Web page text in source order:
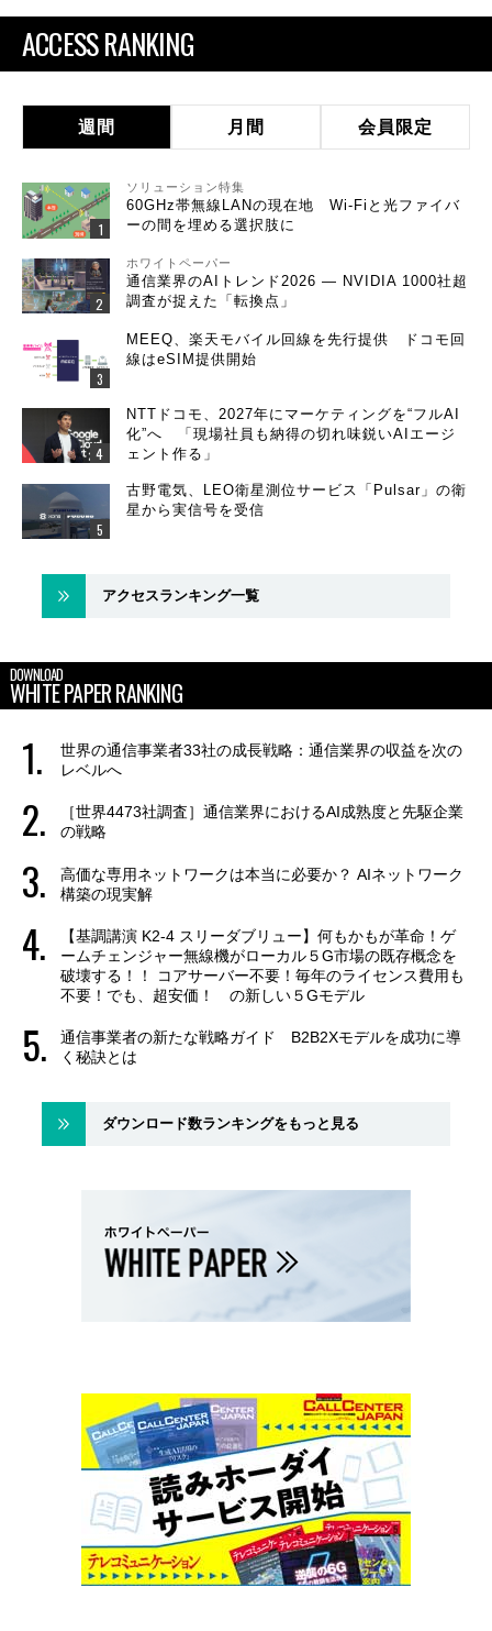
ACCESS RANKING
週間 月間 会員限定
ソリューション特集
60GHz帯無線LANの現在地 Wi-Fiと光ファイバ
ーの間を埋める選択肢に
ホワイトペーパー
通信業界のAIトレンド2026 ― NVIDIA 1000社超
調査が捉えた「転換点」
MEEQ、楽天モバイル回線を先行提供 ドコモ回
線はeSIM提供開始
NTTドコモ、2027年にマーケティングを“フルAI
化”へ 「現場社員も納得の切れ味鋭いAIエージ
ェント作る」
古野電気、LEO衛星測位サービス「Pulsar」の衛
星から実信号を受信
アクセスランキング一覧
DOWNLOAD
WHITE PAPER RANKING
世界の通信事業者33社の成長戦略：通信業界の収益を次の
レベルへ
［世界4473社調査］通信業界におけるAI成熟度と先駆企業
の戦略
高価な専用ネットワークは本当に必要か？ AIネットワーク
構築の現実解
【基調講演 K2-4 スリーダブリュー】何もかもが革命！ゲ
ームチェンジャー無線機がローカル５G市場の既存概念を
破壊する！！ コアサーバー不要！毎年のライセンス費用も
不要！でも、超安価！ の新しい５Gモデル
通信事業者の新たな戦略ガイド B2B2Xモデルを成功に導
く秘訣とは
ダウンロード数ランキングをもっと見る